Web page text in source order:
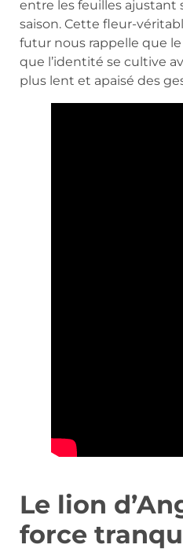
entre les feuilles ajustant
saison. Cette fleur-
futur nous rappelle que
que l’identité se cultive
plus lent et apaisé des
Le lion
force